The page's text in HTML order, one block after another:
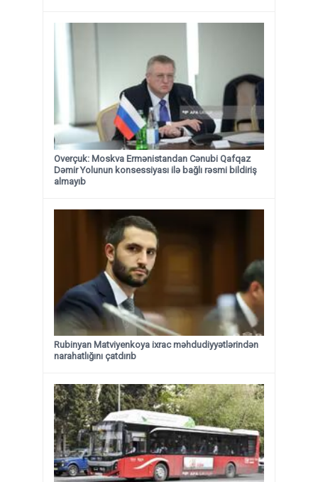
Overçuk: Moskva Ermənistandan Cənubi Qafqaz
Dəmir Yolunun konsessiyası ilə bağlı rəsmi bildiriş
almayıb
Rubinyan Matviyenkoya ixrac məhdudiyyətlərindən
narahatlığını çatdırıb